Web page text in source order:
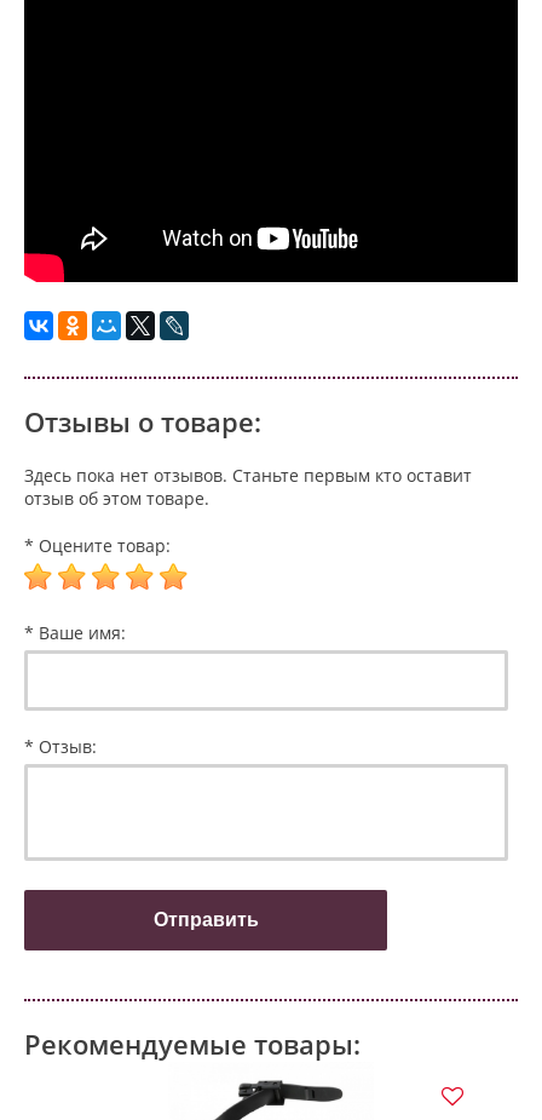
Отзывы о товаре:
Здесь пока нет отзывов. Станьте первым кто оставит
отзыв об этом товаре.
* Оцените товар:
* Ваше имя:
* Отзыв:
Рекомендуемые товары: